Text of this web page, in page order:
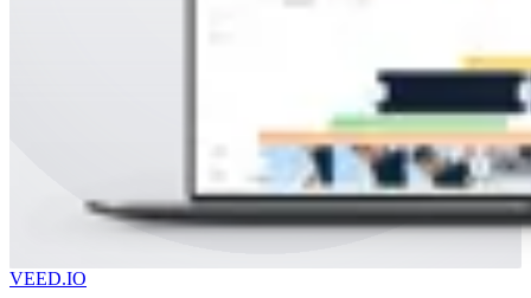
VEED.IO